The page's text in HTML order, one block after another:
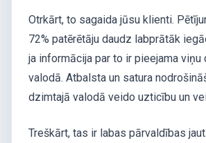
Otrkārt, to sagaida jūsu klienti.
72% patērētāju daudz labprātāk
ja informācija par to ir pieejama viņu
valodā. Atbalsta un satura
dzimtajā valodā veido uzticību un
Treškārt, tas ir labas pārvaldības